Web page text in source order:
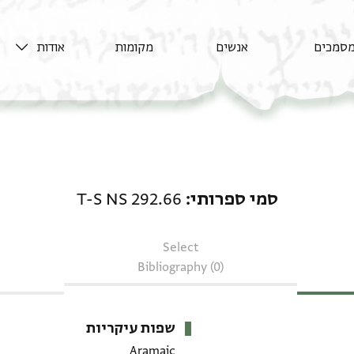
מסמכים אנשים מקומות אודות
סמי ספרותי T-S NS 292.66
Select
Bibliography (0)
שפות עיקריות